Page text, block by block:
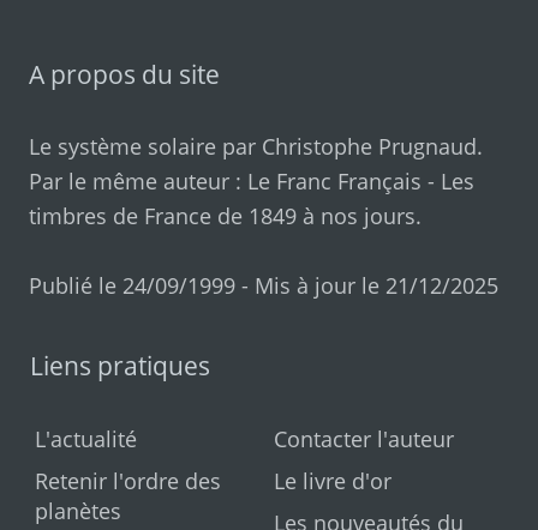
A propos du site
Le système solaire par Christophe Prugnaud.
Par le même auteur : Le Franc Français - Les
timbres de France de 1849 à nos jours.
Publié le 24/09/1999 - Mis à jour le 21/12/2025
Liens pratiques
L'actualité
Retenir l'ordre des
planètes
Contacter l'auteur
Le livre d'or
Les nouveautés du